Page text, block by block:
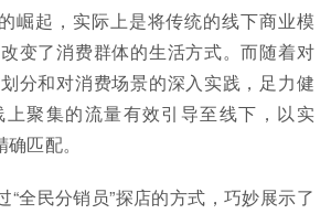
起，实际上是将传统的线下商业模
变了消费群体的生活方式。而随着对
分和对消费场景的深入实践，足力健
聚集的流量有效引导至线下，以实
匹配。
民分销员”探店的方式，巧妙展示了